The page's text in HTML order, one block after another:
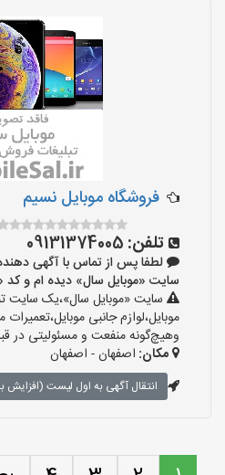
فروشگاه موبایل نسیم
تلفن: 09131374005
لطفا پس از تماس با آگهی
سایت «موبایل سال» دیده ام و کد «آگهی-30» را
سایت «موبایل سال»،یک سایت
موبایل،لوازم جانبی
وهیچ‌گونه منفعت و مسئولیتی در
مکان: اصفهان - اصفهان
انتقال آگهی به اول لیست (افزایش